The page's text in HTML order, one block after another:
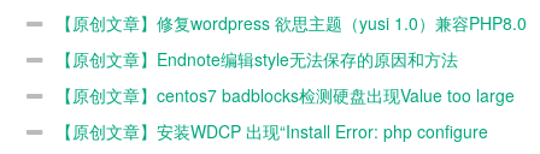
境
【原创文章】修复wordpress 欲思主题（yusi 1.0）兼容PHP8.0
环境
【原创文章】Endnote编辑style无法保存的原因和方法
【原创文章】centos7 badblocks检测硬盘出现Value too large
for defined data type错误的原因和解决办法
【原创文章】安装WDCP 出现“Install Error: php configure